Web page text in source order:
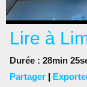
Lire à
Durée : 28min
Partager |